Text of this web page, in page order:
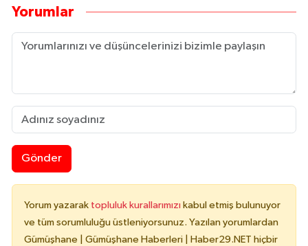
Yorumlar
Gönder
Yorum yazarak topluluk kurallarımızı kabul etmiş bulunuyor
ve tüm sorumluluğu üstleniyorsunuz. Yazılan yorumlardan
Gümüşhane | Gümüşhane Haberleri | Haber29.NET hiçbir